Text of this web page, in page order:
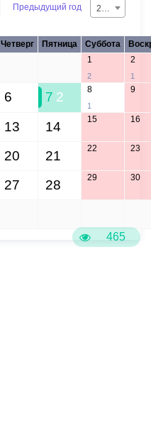
465
Предыдущий год 2026
Четверг Пятница Суббота
1
2
2
1
6 7 2 8
1
9
13 14 15 16
20 21 22 23
27 28 29 30